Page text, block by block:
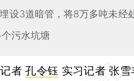
设3道暗管，将8万多吨未经
污水坑塘
记者孔令钰 实习记者 张雪